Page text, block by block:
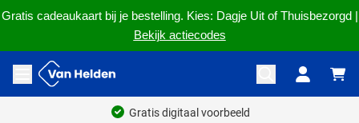
Gratis cadeaukaart bij je bestelling. Kies: Dagje Uit of Thuisbezorgd |
Bekijk actiecodes
Ga naar de inhoud
Menu openen
Gratis digitaal voorbeeld